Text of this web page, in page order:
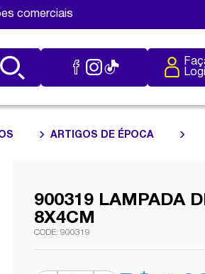
comerciais
ARTIGOS DE ÉPOCA
900319 LAMPADA
8X4CM
900319